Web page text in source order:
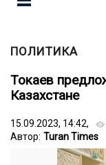
ПОЛИТИКА
Токаев
Казахстане
15.09.2023, 14:42,
Автор: Turan Times